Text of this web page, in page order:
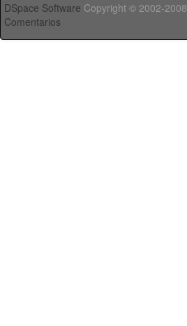
DSpace Software Copyright © 2002-2008
Comentarios